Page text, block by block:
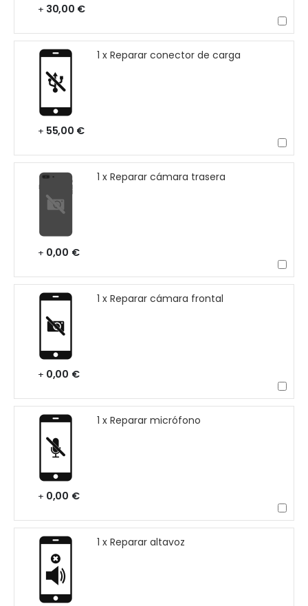
+ 30,00 €
1 x Reparar conector de carga
+ 55,00 €
1 x Reparar cámara trasera
+ 0,00 €
1 x Reparar cámara frontal
+ 0,00 €
1 x Reparar micrófono
+ 0,00 €
1 x Reparar altavoz